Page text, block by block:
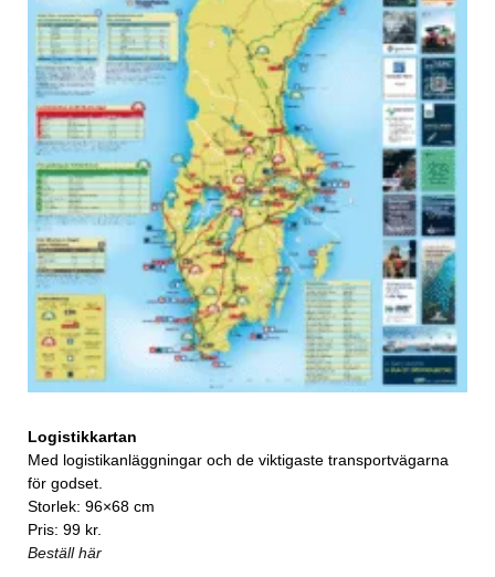
Logistikkartan
Med logistikanläggningar och de viktigaste transportvägarna
för godset.
Storlek: 96×68 cm
Pris: 99 kr.
Beställ här